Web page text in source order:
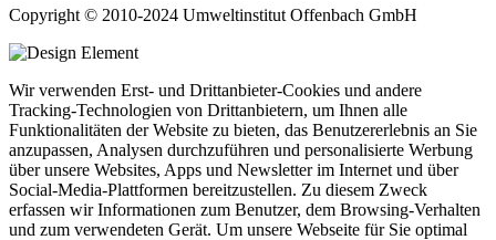
Copyright © 2010-2024 Umweltinstitut Offenbach GmbH
Wir verwenden Erst- und Drittanbieter-Cookies und andere
Tracking-Technologien von Drittanbietern, um Ihnen alle
Funktionalitäten der Website zu bieten, das Benutzererlebnis an Sie
anzupassen, Analysen durchzuführen und personalisierte Werbung
über unsere Websites, Apps und Newsletter im Internet und über
Social-Media-Plattformen bereitzustellen. Zu diesem Zweck
erfassen wir Informationen zum Benutzer, dem Browsing-Verhalten
und zum verwendeten Gerät. Um unsere Webseite für Sie optimal